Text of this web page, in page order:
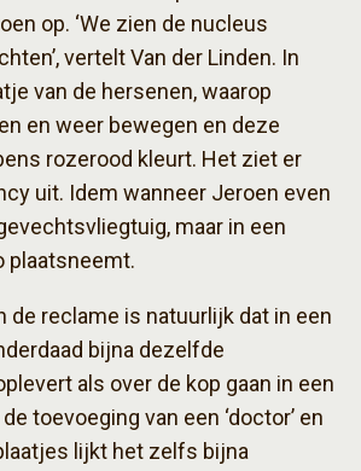
op. ‘We zien de nucleus
vertelt Van der Linden. In
van de hersenen, waarop
en weer bewegen en deze
rozerood kleurt. Het ziet er
uit. Idem wanneer Jeroen even
maar in een
plaatsneemt.
de reclame is natuurlijk dat in een
bijna dezelfde
als over de kop gaan in een
toevoeging van een ‘doctor’ en
lijkt het zelfs bijna